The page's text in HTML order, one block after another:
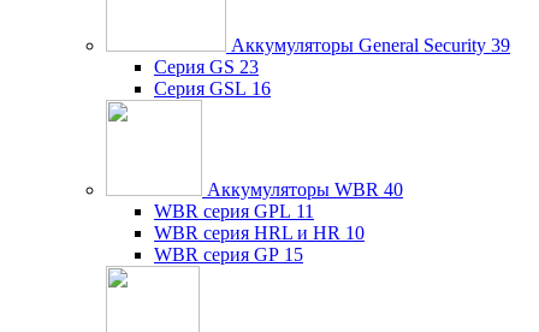
Аккумуляторы General Security 39
Серия GS 23
Серия GSL 16
Аккумуляторы WBR 40
WBR серия GPL 11
WBR серия HRL и HR 10
WBR серия GP 15